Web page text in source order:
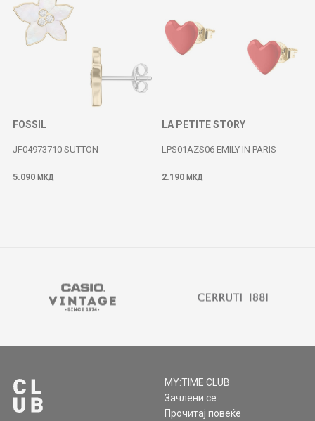
FOSSIL
JF04973710 SUTTON
5.090 МКД
LA PETITE STORY
LPS01AZS06 EMILY IN PARIS
2.190 МКД
MY:TIME CLUB
Зачлени се
Прочитај повеќе